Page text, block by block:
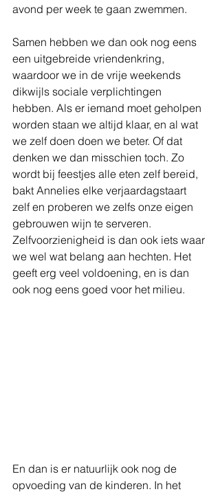
avond per week te gaan zwemmen.
Samen hebben we dan ook nog eens
een uitgebreide vriendenkring,
waardoor we in de vrije weekends
dikwijls sociale verplichtingen
hebben. Als er iemand moet geholpen
worden staan we altijd klaar, en al wat
we zelf doen doen we beter. Of dat
denken we dan misschien toch. Zo
wordt bij feestjes alle eten zelf bereid,
bakt Annelies elke verjaardagstaart
zelf en proberen we zelfs onze eigen
gebrouwen wijn te serveren.
Zelfvoorzienigheid is dan ook iets waar
we wel wat belang aan hechten. Het
geeft erg veel voldoening, en is dan
ook nog eens goed voor het milieu.
En dan is er natuurlijk ook nog de
opvoeding van de kinderen. In het